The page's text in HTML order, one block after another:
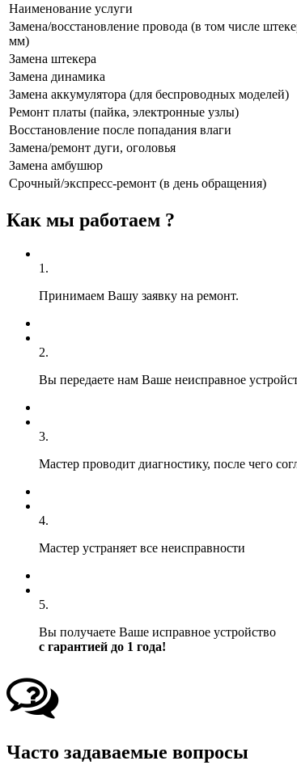
Наименование услуги
Замена/восстановление провода (в том числе
мм)
Замена штекера
Замена динамика
Замена аккумулятора (для беспроводных моделей)
Ремонт платы (пайка, электронные узлы)
Восстановление после попадания влаги
Замена/ремонт дуги, оголовья
Замена амбушюр
Срочный/экспресс‑ремонт (в день обращения)
Как мы работаем ?
1.
Принимаем Вашу заявку на ремонт.
2.
Вы передаете нам Ваше неисправное
3.
Мастер проводит диагностику, после чего
4.
Мастер устраняет все неисправности
5.
Вы получаете Ваше исправное устройство
с гарантией до 1 года!
Часто задаваемые вопросы